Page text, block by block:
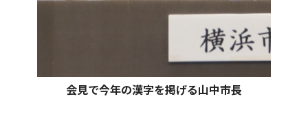
会見で今年の漢字を掲げる山中市長